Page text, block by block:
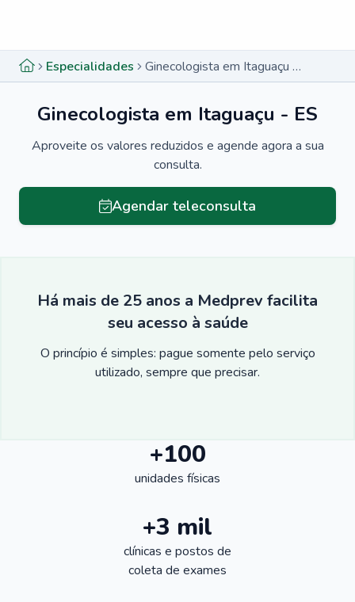
Especialidades Ginecologista em Itaguaçu - ES
Ginecologista em Itaguaçu - ES
Aproveite os valores reduzidos e agende agora a sua
consulta.
Agendar teleconsulta
Há mais de 25 anos a Medprev facilita
seu acesso à saúde
O princípio é simples: pague somente pelo serviço
utilizado, sempre que precisar.
+100
unidades físicas
+3 mil
clínicas e postos de
coleta de exames